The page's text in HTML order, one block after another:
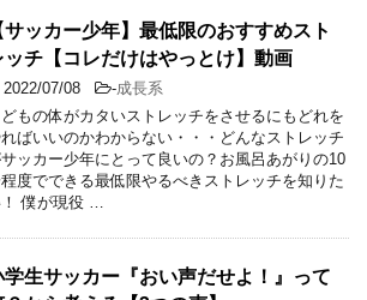
サッカー少年】最低限のおすすめスト
ッチ【コレだけはやっとけ】動画
2022/07/08 -成長系
もの体がカタいストレッチをさせるにもどれを
ばいいのかわからない・・・どんなストレッチ
ッカー少年にとって良いの？お風呂あがりの10
度でできる最低限やるべきストレッチを知りた
！ 僕が現役 …
学生サッカー『おい声だせよ！』って